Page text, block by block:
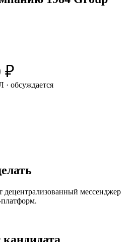
₽
обсуждается
децентрализованный мессенджер